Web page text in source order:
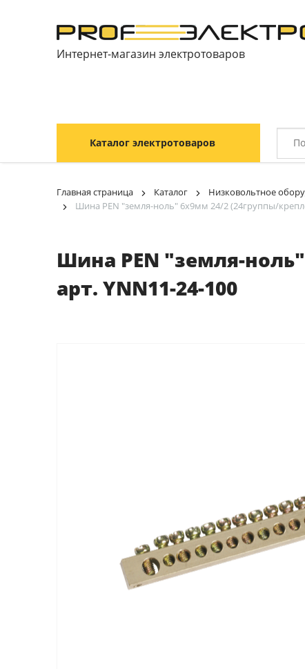
Интернет-магазин электротоваров
Каталог электротоваров
Главная страница Каталог Низковольтное
Шина PEN "земля-ноль" 6х9мм 24/2 (24группы/
Шина PEN "земля-
арт. YNN11-24-100